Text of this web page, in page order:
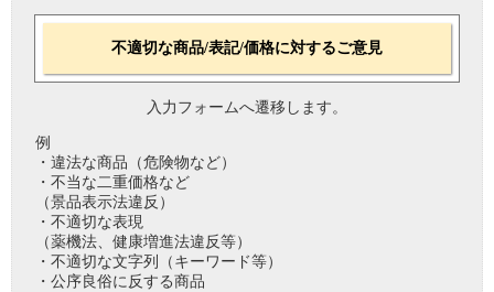
不適切な商品/表記/価格に対するご意見
入力フォームへ遷移します。
例
・違法な商品（危険物など）
・不当な二重価格など
（景品表示法違反）
・不適切な表現
（薬機法、健康増進法違反等）
・不適切な文字列（キーワード等）
・公序良俗に反する商品